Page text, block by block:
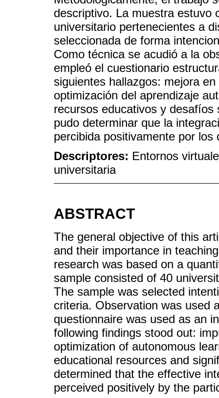
descriptivo. La muestra estuvo
universitario pertenecientes a
seleccionada de forma
Como técnica se acudió a la
empleó el cuestionario
siguientes hallazgos: mejora
optimización del aprendizaje
recursos educativos y
pudo determinar que la
percibida positivamente por los
Descriptores: Entornos
universitaria
ABSTRACT
The general objective of this
and their importance in
research was based on a
sample consisted of 40
The sample was selected
criteria. Observation was used
questionnaire was used as an
following findings stood out:
optimization of autonomous
educational resources and
determined that the effective
perceived positively by the